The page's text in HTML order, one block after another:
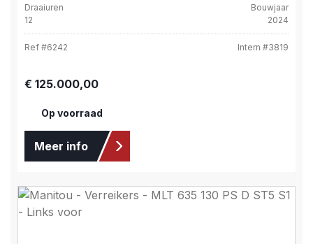
Draaiuren
12
Bouwjaar
2024
Ref #6242 Intern #3819
Normale prijs:
€ 125.000,00
Op voorraad
Meer info